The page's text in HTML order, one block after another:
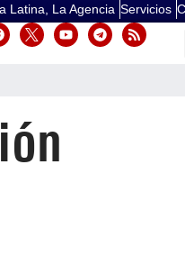
Latina, La Agencia Servicios